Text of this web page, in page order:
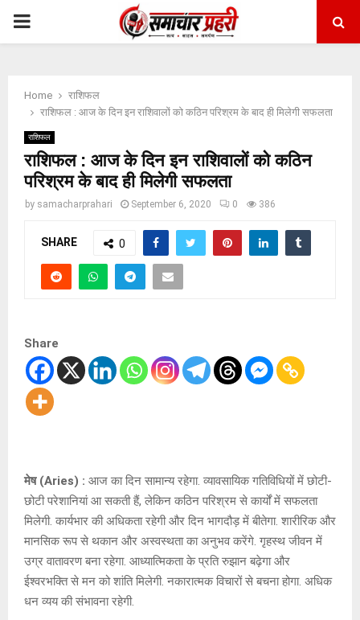
PRIMARY
Home
राशिफल
राशिफल : आज के दिन इन राशिवालों को कठिन परिश्रम के बाद ही मिलेगी सफलता
राशिफल
राशिफल : आज के दिन इन राशिवालों को कठिन
परिश्रम के बाद ही मिलेगी सफलता
by samacharprahari September 6, 2020 0 386
SHARE 0
Share
मेष (Aries) : आज का दिन सामान्य रहेगा. व्यावसायिक गतिविधियों में छोटी-
छोटी परेशानियां आ सकती हैं, लेकिन कठिन परिश्रम से कार्यों में सफलता
मिलेगी. कार्यभार की अधिकता रहेगी और दिन भागदौड़ में बीतेगा. शारीरिक और
मानसिक रूप से थकान और अस्वस्थता का अनुभव करेंगे. गृहस्थ जीवन में
उग्र वातावरण बना रहेगा. आध्यात्मिकता के प्रति रुझान बढ़ेगा और
ईश्वरभक्ति से मन को शांति मिलेगी. नकारात्मक विचारों से बचना होगा. अधिक
धन व्यय की संभावना रहेगी.